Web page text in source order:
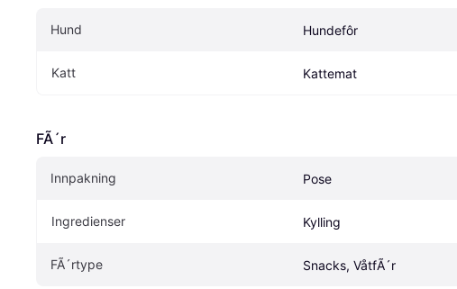
Hund Hundefôr
Katt Kattemat
FÃ´r
Innpakning Pose
Ingredienser Kylling
FÃ´rtype Snacks, VåtfÃ´r